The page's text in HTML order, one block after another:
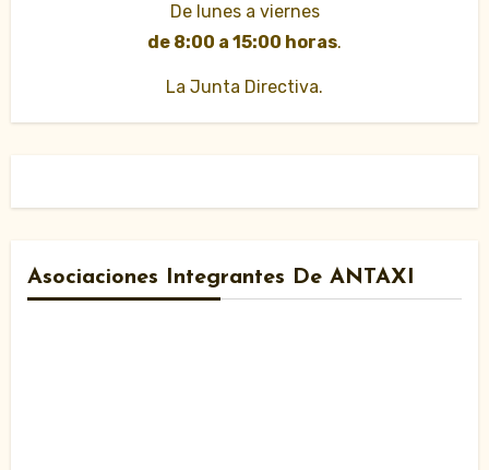
De lunes a viernes
de 8:00 a 15:00 horas.
La Junta Directiva.
Asociaciones Integrantes De ANTAXI